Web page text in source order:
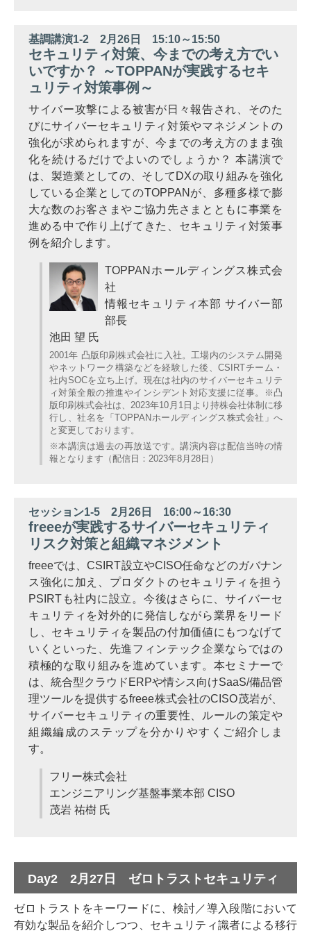
基調講演1-2 2月26日 15:10～15:50
セキュリティ対策、今までの考え方でい
いですか？ ～TOPPANが実践するセキ
ュリティ対策事例～
サイバー攻撃による被害が日々報告され、そのた
びにサイバーセキュリティ対策やマネジメントの
強化が求められますが、今までの考え方のまま強
化を続けるだけでよいのでしょうか？ 本講演で
は、製造業としての、そしてDXの取り組みを強化
している企業としてのTOPPANが、多種多様で膨
大な数のお客さまやご協力先さまとともに事業を
進める中で作り上げてきた、セキュリティ対策事
例を紹介します。
TOPPANホールディングス株式会
社
情報セキュリティ本部 サイバー部
部長
池田 望 氏
2001年 凸版印刷株式会社に入社。工場内のシステム開発
やネットワーク構築などを経験した後、CSIRTチーム・
社内SOCを立ち上げ。現在は社内のサイバーセキュリテ
ィ対策全般の推進やインシデント対応支援に従事。※凸
版印刷株式会社は、2023年10月1日より持株会社体制に移
行し、社名を「TOPPANホールディングス株式会社」へ
と変更しております。
※本講演は過去の再放送です。講演内容は配信当時の情
報となります（配信日：2023年8月28日）
セッション1-5 2月26日 16:00～16:30
freeeが実践するサイバーセキュリティ
リスク対策と組織マネジメント
freeeでは、CSIRT設立やCISO任命などのガバナン
ス強化に加え、プロダクトのセキュリティを担う
PSIRTも社内に設立。今後はさらに、サイバーセ
キュリティを対外的に発信しながら業界をリード
し、セキュリティを製品の付加価値にもつなげて
いくといった、先進フィンテック企業ならではの
積極的な取り組みを進めています。本セミナーで
は、統合型クラウドERPや情シス向けSaaS/備品管
理ツールを提供するfreee株式会社のCISO茂岩が、
サイバーセキュリティの重要性、ルールの策定や
組織編成のステップを分かりやすくご紹介しま
す。
フリー株式会社
エンジニアリング基盤事業本部 CISO
茂岩 祐樹 氏
Day2 2月27日 ゼロトラストセキュリティ
ゼロトラストをキーワードに、検討／導入段階において
有効な製品を紹介しつつ、セキュリティ識者による移行